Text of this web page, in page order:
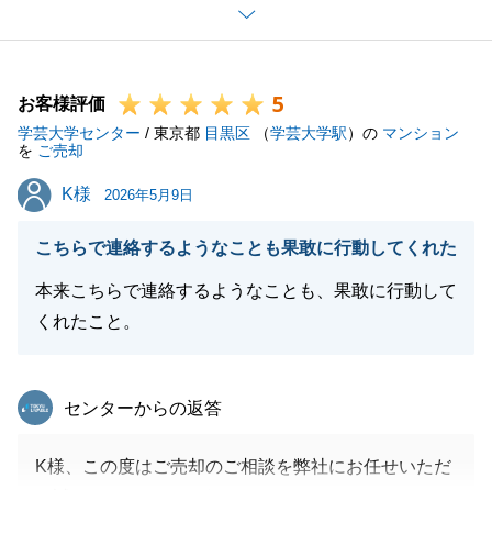
気軽にお問合せください。
閉じる
お客様評価 5
学芸大学センター / 東京都 目黒区 （学芸大学駅）の マンション
を ご売却
K様
K様 2026年5月9日
こちらで連絡するようなことも果敢に行動してくれた
本来こちらで連絡するようなことも、果敢に行動して
くれたこと。
東急リバブル
センターからの返答
K様、この度はご売却のご相談を弊社にお任せいただ